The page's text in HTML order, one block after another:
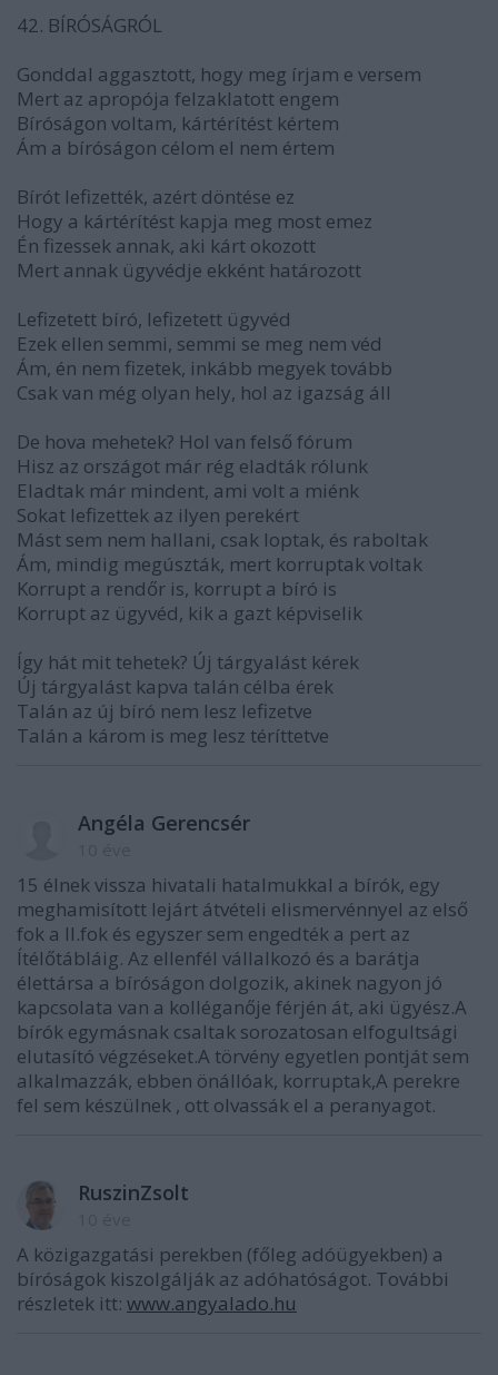
42. BÍRÓSÁGRÓL
Gonddal aggasztott, hogy meg írjam e versem
Mert az apropója felzaklatott engem
Bíróságon voltam, kártérítést kértem
Ám a bíróságon célom el nem értem
Bírót lefizették, azért döntése ez
Hogy a kártérítést kapja meg most emez
Én fizessek annak, aki kárt okozott
Mert annak ügyvédje ekként határozott
Lefizetett bíró, lefizetett ügyvéd
Ezek ellen semmi, semmi se meg nem véd
Ám, én nem fizetek, inkább megyek tovább
Csak van még olyan hely, hol az igazság áll
De hova mehetek? Hol van felső fórum
Hisz az országot már rég eladták rólunk
Eladtak már mindent, ami volt a miénk
Sokat lefizettek az ilyen perekért
Mást sem nem hallani, csak loptak, és raboltak
Ám, mindig megúszták, mert korruptak voltak
Korrupt a rendőr is, korrupt a bíró is
Korrupt az ügyvéd, kik a gazt képviselik
Így hát mit tehetek? Új tárgyalást kérek
Új tárgyalást kapva talán célba érek
Talán az új bíró nem lesz lefizetve
Talán a károm is meg lesz téríttetve
Angéla Gerencsér
15 élnek vissza hivatali hatalmukkal a bírók, egy
meghamisított lejárt átvételi elismervénnyel az első
fok a II.fok és egyszer sem engedték a pert az
Ítélőtábláig. Az ellenfél vállalkozó és a barátja
élettársa a bíróságon dolgozik, akinek nagyon jó
kapcsolata van a kolléganője férjén át, aki ügyész.A
bírók egymásnak csaltak sorozatosan elfogultsági
elutasító végzéseket.A törvény egyetlen pontját sem
alkalmazzák, ebben önállóak, korruptak,A perekre
fel sem készülnek , ott olvassák el a peranyagot.
RuszinZsolt
A közigazgatási perekben (főleg adóügyekben) a
bíróságok kiszolgálják az adóhatóságot. További
részletek itt: www.angyalado.hu